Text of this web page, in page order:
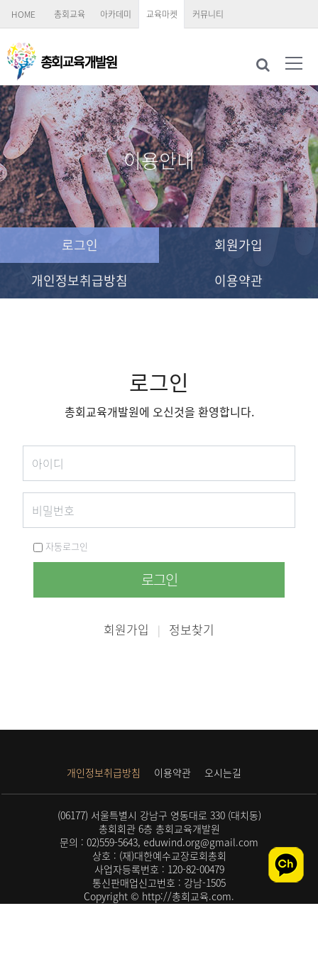
HOME 총회교육 아카데미 교육마켓 커뮤니티
이용안내
로그인
회원가입
개인정보취급방침
이용약관
로그인
총회교육개발원에 오신것을 환영합니다.
자동로그인
로그인
회원가입 | 정보찾기
개인정보취급방침 이용약관 오시는길
(06177) 서울특별시 강남구 영동대로 330 (대치동)
총회회관 6층 총회교육개발원
문의 : 02)559-5643, eduwind.org@gmail.com
상호 : (재)대한예수교장로회총회
사업자등록번호 : 120-82-00479
통신판매업신고번호 : 강남-1505
Copyright © http://총회교육.com.